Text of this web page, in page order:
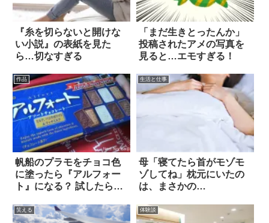
『糸を切らないと開けな
い小説』の表紙を見た
ら…切なすぎる
「まだ生きとったんか」
投稿されたアメの写真を
見ると…エモすぎる！
作品
帆船のプラモをチョコ色
に塗ったら『アルフォー
ト』になる？ 試したら…
生活と仕事
母「寝てたら首がモゾモ
ゾしてね」枕元にいたの
は、まさかの…
笑える 体験談